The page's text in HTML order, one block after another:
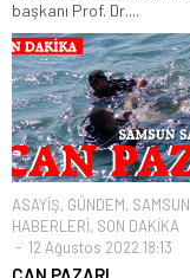
başkanı Prof. Dr....
ASAYİŞ, GÜNDEM, SAMSUN
HABERLERİ, SON DAKİKA
12 Ağustos 2022 18:13